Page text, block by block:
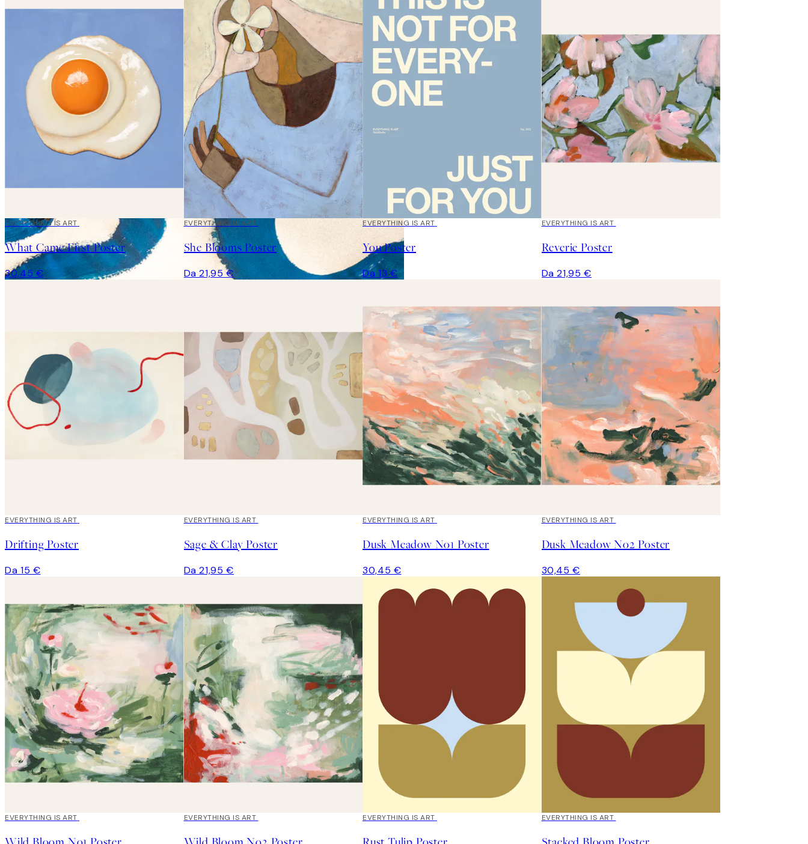
EVERYTHING IS ART
What Came First Poster
30,45 €
EVERYTHING IS ART
She Blooms Poster
Da 21,95 €
EVERYTHING IS ART
You Poster
Da 13 €
EVERYTHING IS ART
Reverie Poster
Da 21,95 €
EVERYTHING IS ART
Drifting Poster
Da 15 €
EVERYTHING IS ART
Sage & Clay Poster
Da 21,95 €
EVERYTHING IS ART
Dusk Meadow No1 Poster
30,45 €
EVERYTHING IS ART
Dusk Meadow No2 Poster
30,45 €
EVERYTHING IS ART EVERYTHING IS ART EVERYTHING IS ART EVERYTHING IS ART